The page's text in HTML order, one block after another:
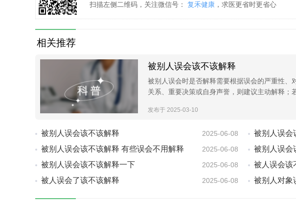
扫描左侧二维码，关注微信号： 复禾健康 ，求医更省时更省心
相关推荐
被别人误会该不该解释
被别人误会时是否解释需要根据误会的严重性
关系、重要决策或自身声誉，则建议主动解释；
发布于 2025-03-10
被别人误会该不该解释 2025-06-08 被别人误会
被别人误会该不该解释 有些误会不用解释 2025-06-08 被别人误会
被别人误会该不该解释一下 2025-06-08 被人误会该
被人误会了该不该解释 2025-06-08 被别人对象